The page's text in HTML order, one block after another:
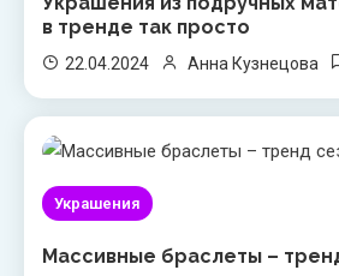
в тренде так просто
22.04.2024 Анна Кузнецова
Украшения
Массивные браслеты –